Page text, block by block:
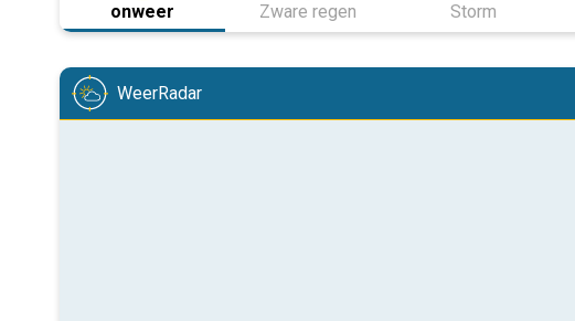
onweer Zware regen Storm
WeerRadar